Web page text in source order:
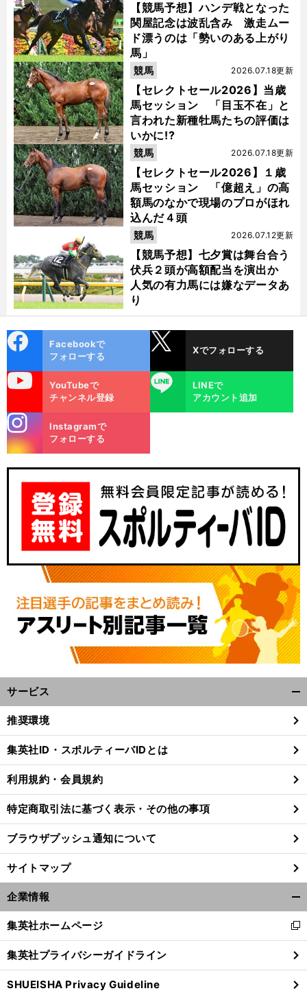
、
兄
【競馬予想】ハンデ戦となった
関屋記念は波乱含み 激走ムー
ド漂うのは「勢いのある上がり
馬」
【セレクトセール2026】当歳
馬セッション 「目玉不在」と
言われた新種牡馬たちの評価は
いかに!?
2026.07.18更新
競馬
【セレクトセール2026】１歳
馬セッション 「億超え」の高
額馬のなかで現場のプロがほれ
込んだ４頭
2026.07.18更新
競馬
【競馬予想】七夕賞は舞台合う
伏兵２頭が高額配当を演出か
人気の有力馬には嫌なデータあ
り
2026.07.12更新
競馬
ok
Facebookで
フォローする
Xでフォローする
YouTubeで
チャンネル登録
LINE
LINEで
アカウント追加
m
Instagramで
フォローする
サービス
閉
る
推奨環境
集英社ID・スポルティーバIDとは
利用規約・会員規約
特定商取引法に基づく表示・その他の事項
ブラウザプッシュ通知について
サイトマップ
企業情報
閉
る
集英社ホームページ
新
し
い
ウ
ィ
集英社プライバシーガイドライン
SHUEISHA Privacy Guideline